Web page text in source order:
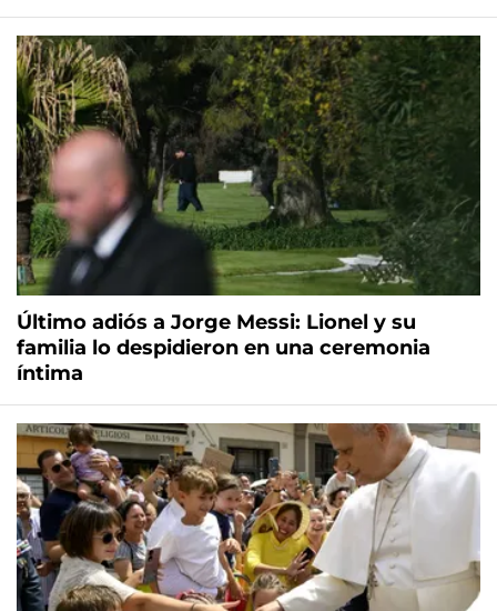
Último adiós a Jorge Messi: Lionel y su
familia lo despidieron en una ceremonia
íntima